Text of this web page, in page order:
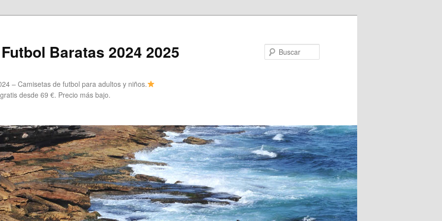
Baratas 2024 2025
– Camisetas de futbol para adultos y niños.
desde 69 €. Precio más bajo.